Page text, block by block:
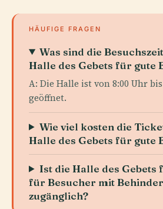
HÄUFIGE FRAGEN
Was sind die
Halle des Gebets für gute
A: Die Halle ist von 8:00 Uhr
geöffnet.
Wie viel kosten die
Halle des Gebets für gute
Ist die Halle des Gebets
für Besucher mit
zugänglich?